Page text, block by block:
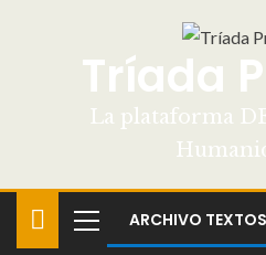
Tríada
La plataforma
ARCHIVO TEXTOS